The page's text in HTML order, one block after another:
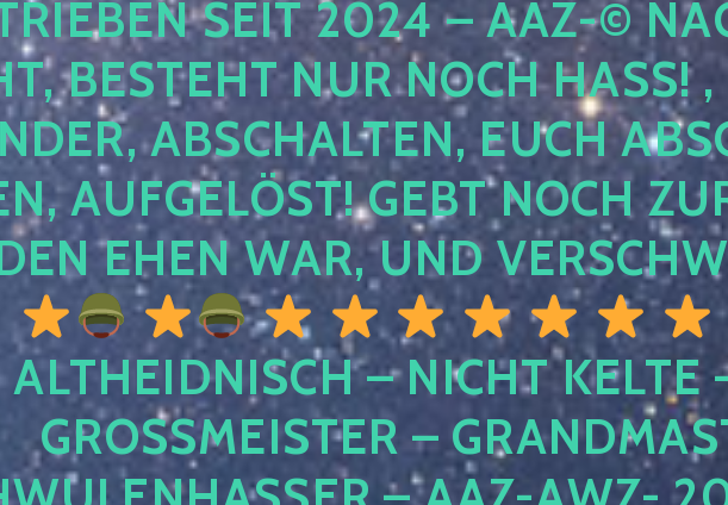
SEIT 2024 – AAZ-© NACH
NUR NOCH HASS! ,
ABSCHALTEN, EUCH
GEBT NOCH
EHEN WAR, UND
ALTHEIDNISCH – NICHT KELTE
GROSSMEISTER –